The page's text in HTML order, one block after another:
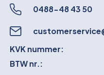
0488-48 43 50
KVK nummer:
BTW nr.: